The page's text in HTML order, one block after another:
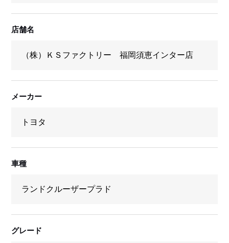
店舗名
メーカー
車種
グレード